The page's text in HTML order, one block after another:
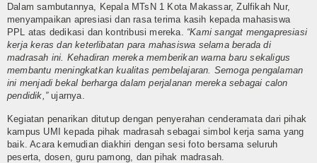
E-Jadwal
Perpustakaan Digital
Survey Kepuasan Layanan Publik
Lab-IPA
Dalam sambutannya, Kepala MTsN 1 Kota Makassar, Zulfikah Nur,
menyampaikan apresiasi dan rasa terima kasih kepada mahasiswa
PPL atas dedikasi dan kontribusi mereka. “Kami sangat mengapresiasi
kerja keras dan keterlibatan para mahasiswa selama berada di
madrasah ini. Kehadiran mereka memberikan warna baru sekaligus
membantu meningkatkan kualitas pembelajaran. Semoga pengalaman
ini menjadi bekal berharga dalam perjalanan mereka sebagai calon
pendidik,”ujarnya.
Kegiatan penarikan ditutup dengan penyerahan cenderamata dari pihak
kampus UMI kepada pihak madrasah sebagai simbol kerja sama yang
baik. Acara kemudian diakhiri dengan sesi foto bersama seluruh
peserta, dosen, guru pamong, dan pihak madrasah.